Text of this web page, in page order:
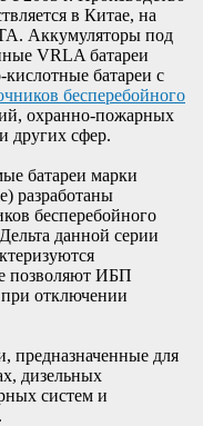
в Китае, на
Аккумуляторы под
VRLA батареи
батареи с
бесперебойного
охранно-пожарных
других сфер.
батареи марки
разработаны
бесперебойного
данной серии
позволяют ИБП
при отключении
предназначенные для
дизельных
систем и